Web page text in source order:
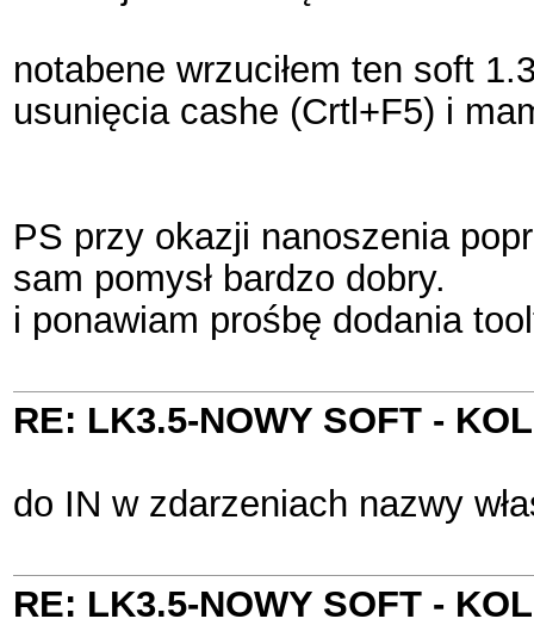
notabene wrzuciłem ten soft
usunięcia cashe (Crtl+F5) i
PS przy okazji nanoszenia
sam pomysł bardzo dobry.
i ponawiam prośbę dodania
RE: LK3.5-NOWY SOFT -
do IN w zdarzeniach nazwy
RE: LK3.5-NOWY SOFT -